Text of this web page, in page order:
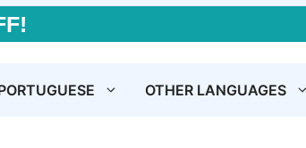
OTHER LANGUAGES